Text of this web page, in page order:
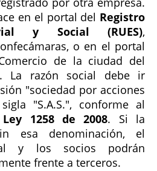
en el portal del Registro
y Social (RUES),
o en el portal
de la ciudad del
La razón social debe ir
"sociedad por acciones
"S.A.S.", conforme al
1258 de 2008. Si la
esa denominación, el
y los socios podrán
frente a terceros.